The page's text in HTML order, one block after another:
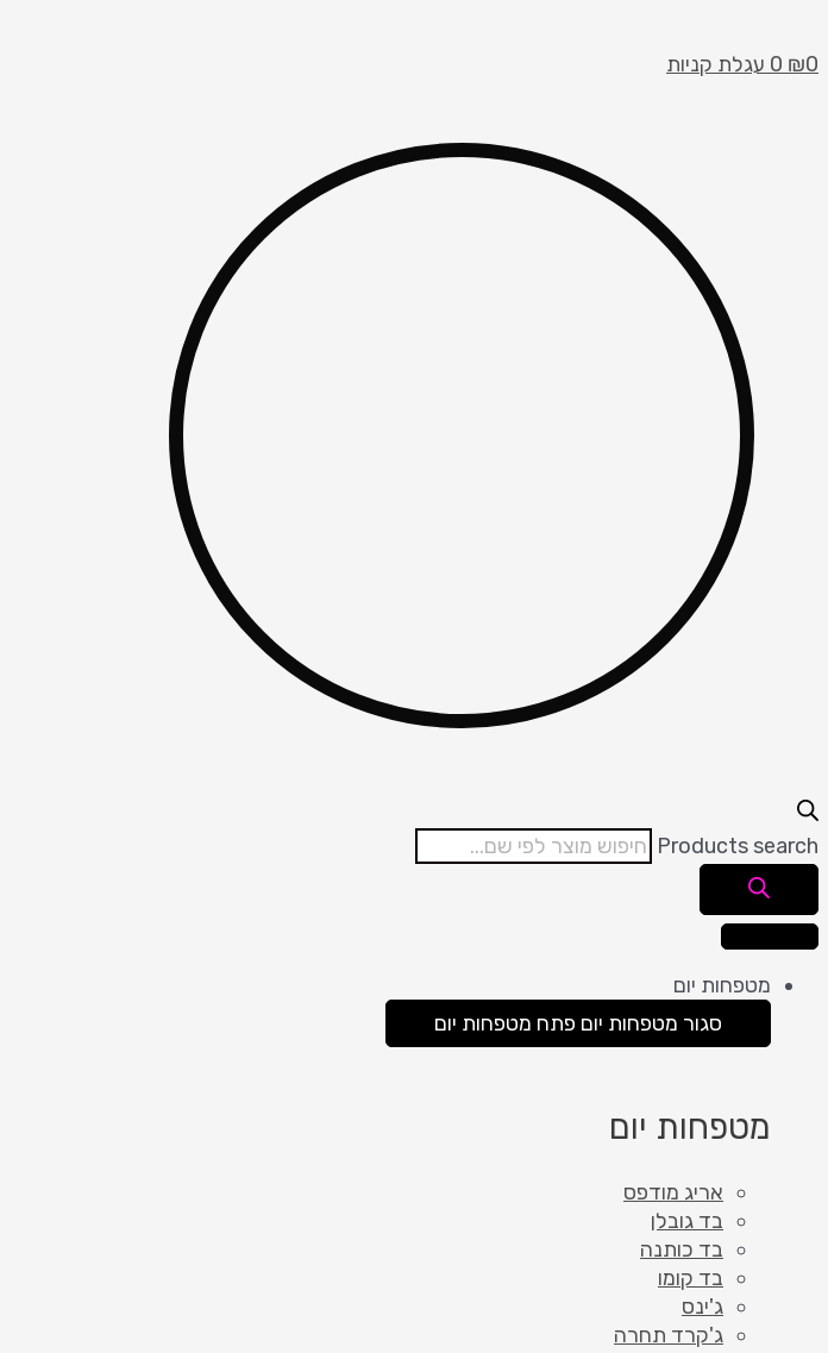
₪0
0 עגלת קניות
Products search
מטפחות יום
סגור מטפחות יום פתח מטפחות יום
מטפחות יום
אריג מודפס
בד גובלן
בד כותנה
בד קומו
ג'ינס
ג'קרד תחרה